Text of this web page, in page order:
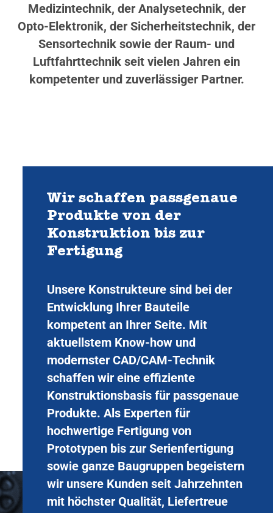
Medizintechnik, der Analysetechnik, der
Opto-Elektronik, der Sicherheitstechnik, der
Sensortechnik sowie der Raum- und
Luftfahrttechnik seit vielen Jahren ein
kompetenter und zuverlässiger Partner.
Wir schaffen passgenaue
Produkte von der
Konstruktion bis zur
Fertigung
Unsere Konstrukteure sind bei der
Entwicklung Ihrer Bauteile
kompetent an Ihrer Seite. Mit
aktuellstem Know-how und
modernster CAD/CAM-Technik
schaffen wir eine effiziente
Konstruktionsbasis für passgenaue
Produkte. Als Experten für
hochwertige Fertigung von
Prototypen bis zur Serienfertigung
sowie ganze Baugruppen begeistern
wir unsere Kunden seit Jahrzehnten
mit höchster Qualität, Liefertreue